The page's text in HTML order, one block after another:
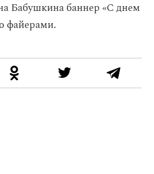
Бабушкина баннер «С днем
файерами.